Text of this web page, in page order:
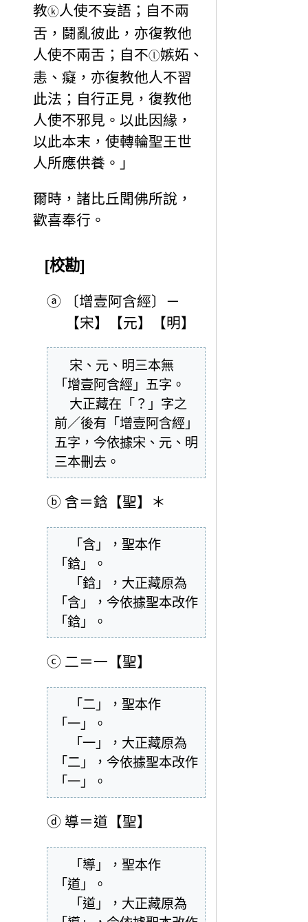
教ⓚ人使不妄語；自不兩
舌，鬪亂彼此，亦復教他
人使不兩舌；自不ⓛ嫉妬、
恚、癡，亦復教他人不習
此法；自行正見，復教他
人使不邪見。以此因緣，
以此本末，使轉輪聖王世
人所應供養。」
爾時，諸比丘聞佛所說，
歡喜奉行。
[校勘]
ⓐ
〔增壹阿含經〕－
【宋】【元】【明】
「增壹阿含經」五字。
前／後有「增壹阿含經」
五字，今依據宋、元、明
三本刪去。
ⓑ 含＝鋡【聖】＊
「鋡」。
「含」，今依據聖本改作
「鋡」。
ⓒ 二＝一【聖】
「一」。
「二」，今依據聖本改作
「一」。
ⓓ 導＝道【聖】
「道」。